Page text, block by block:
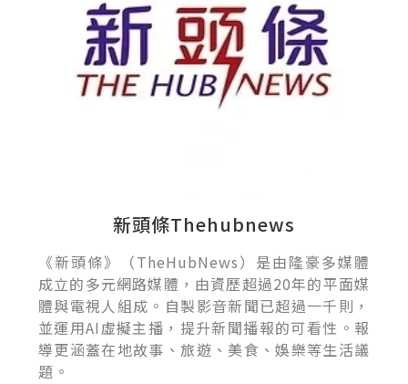
新頭條Thehubnews
《新頭條》（TheHubNews）是由隆豪多媒體
成立的多元網路媒體，由資歷超過20年的平面媒
體與電視人組成。自製影音新聞已超過一千則，
並運用AI虛擬主播，提升新聞播報的可看性。報
導更涵蓋在地故事、旅遊、美食、娛樂等生活議
題。